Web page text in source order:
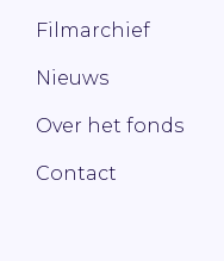
Filmarchief
Nieuws
Over het fonds
Contact